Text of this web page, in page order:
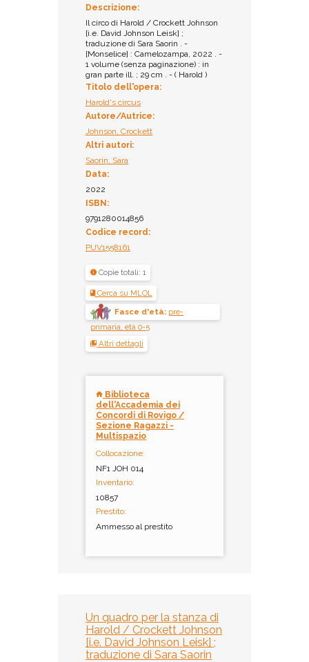
Descrizione:
Il circo di Harold / Crockett Johnson
[i.e. David Johnson Leisk] ;
traduzione di Sara Saorin . -
[Monselice] : Camelozampa, 2022 . -
1 volume (senza paginazione) : in
gran parte ill. ; 29 cm . - ( Harold )
Titolo dell'opera:
Harold's circus
Autore/Autrice:
Johnson, Crockett
Altri autori:
Saorin, Sara
Data:
2022
ISBN:
9791280014856
Codice record:
PUV1558161
Copie totali: 1
Cerca su MLOL
Fasce d'età: pre-
primaria, età 0-5
Altri dettagli
Biblioteca
dell'Accademia dei
Concordi di Rovigo /
Sezione Ragazzi -
Multispazio
Collocazione:
NF1 JOH 014
Inventario:
10857
Prestito:
Ammesso al prestito
Un quadro per la stanza di
Harold / Crockett Johnson
[i.e. David Johnson Leisk] ;
traduzione di Sara Saorin